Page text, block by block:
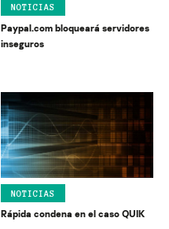
NOTICIAS
Paypal.com bloqueará servidores
inseguros
NOTICIAS
Rápida condena en el caso QUIK